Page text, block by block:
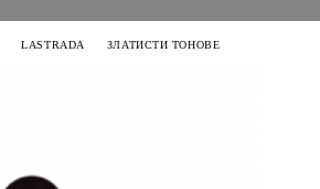
LASTRADA ЗЛАТИСТИ ТОНОВЕ